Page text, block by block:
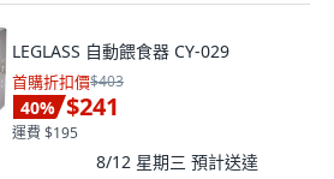
LEGLASS 自動餵食器 CY-029
首購折扣價$403
40% $241
運費 $195
8/12 星期三 預計送達